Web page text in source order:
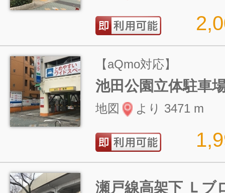
【aQmo対応】
池田公園立体駐車
地図 より 3471 m
瀬戸線高架下 Ｌブ